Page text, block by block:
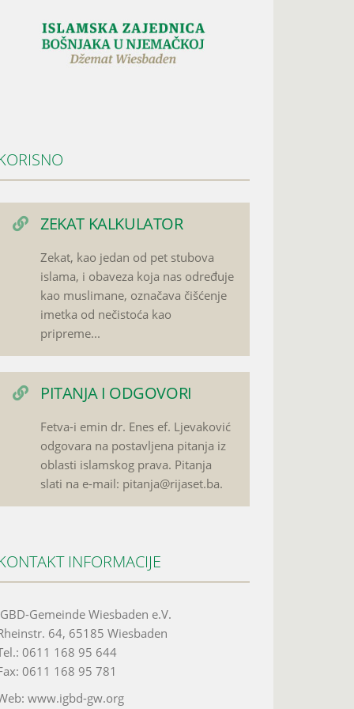
ZEKAT KALKULATOR
Zekat, kao jedan od pet stubova
islama, i obaveza koja nas određuje
kao muslimane, označava čišćenje
imetka od nečistoća kao
pripreme...
PITANJA I ODGOVORI
Fetva-i emin dr. Enes ef. Ljevaković
odgovara na postavljena pitanja iz
oblasti islamskog prava. Pitanja
slati na e-mail: pitanja@rijaset.ba.
INFORMACIJE
Gemeinde Wiesbaden e.V.
64, 65185 Wiesbaden
0611 168 95 644
0611 168 95 781
www.igbd-gw.org